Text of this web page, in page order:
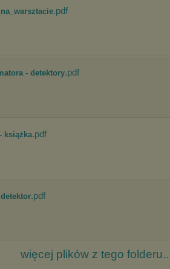
.pdf
- detektory.pdf
książka.pdf
detektor.pdf
więcej plików z tego